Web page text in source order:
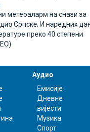
метеоаларм на снази за
Српске; И наредних
преко 40 степени
Аудио
Емисије
Дневне
вијести
Музика
Спорт